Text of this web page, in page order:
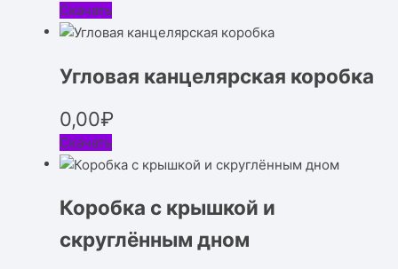
Скачать
Угловая канцелярская коробка
0,00₽
Скачать
Коробка с крышкой и
скруглённым дном